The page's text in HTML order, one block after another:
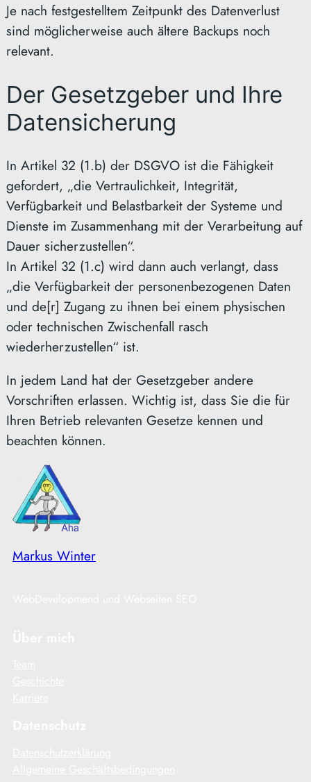
Je nach festgestelltem Zeitpunkt des Datenverlust
sind möglicherweise auch ältere Backups noch
relevant.
Der Gesetzgeber und Ihre
Datensicherung
In Artikel 32 (1.b) der DSGVO ist die Fähigkeit
gefordert, „die Vertraulichkeit, Integrität,
Verfügbarkeit und Belastbarkeit der Systeme und
Dienste im Zusammenhang mit der Verarbeitung auf
Dauer sicherzustellen“.
In Artikel 32 (1.c) wird dann auch verlangt, dass
„die Verfügbarkeit der personenbezogenen Daten
und de[r] Zugang zu ihnen bei einem physischen
oder technischen Zwischenfall rasch
wiederherzustellen“ ist.
In jedem Land hat der Gesetzgeber andere
Vorschriften erlassen. Wichtig ist, dass Sie die für
Ihren Betrieb relevanten Gesetze kennen und
beachten können.
Markus Winter